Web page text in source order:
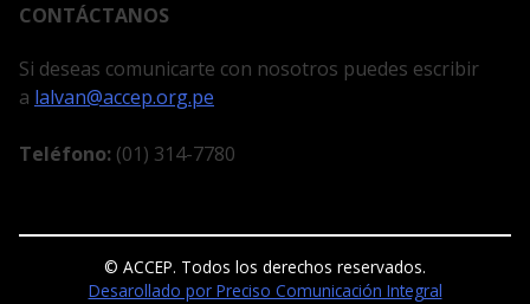
CONTÁCTANOS
Si deseas comunicarte con nosotros puedes escribir
a lalvan@accep.org.pe
Teléfono: (01) 314-7780
© ACCEP. Todos los derechos reservados.
Desarollado por Preciso Comunicación Integral